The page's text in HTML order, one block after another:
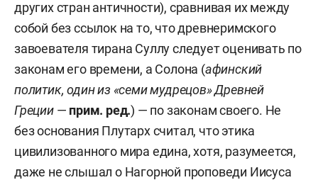
других стран античности), сравнивая их между
собой без ссылок на то, что древнеримского
завоевателя тирана Суллу следует оценивать по
законам его времени, а Солона (афинский
политик, один из «семи мудрецов» Древней
Греции— прим. ред.) — по законам своего. Не
без основания Плутарх считал, что этика
цивилизованного мира едина, хотя, разумеется,
даже не слышал о Нагорной проповеди Иисуса